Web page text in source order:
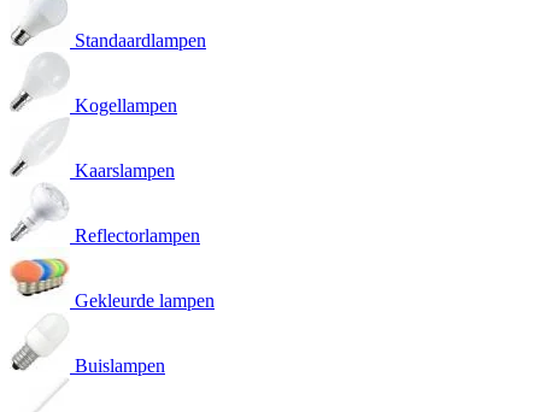
Standaardlampen
Kogellampen
Kaarslampen
Reflectorlampen
Gekleurde lampen
Buislampen